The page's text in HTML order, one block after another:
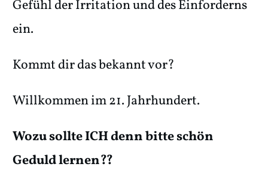
Gefühl der Irritation und des Einforderns
ein.
Kommt dir das bekannt vor?
Willkommen im 21. Jahrhundert.
Wozu sollte ICH denn bitte schön
Geduld lernen??